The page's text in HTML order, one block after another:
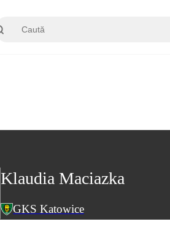
Klaudia Maciazka
GKS Katowice